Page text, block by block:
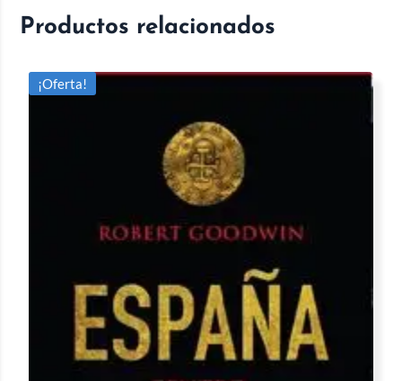
Productos relacionados
¡Oferta!